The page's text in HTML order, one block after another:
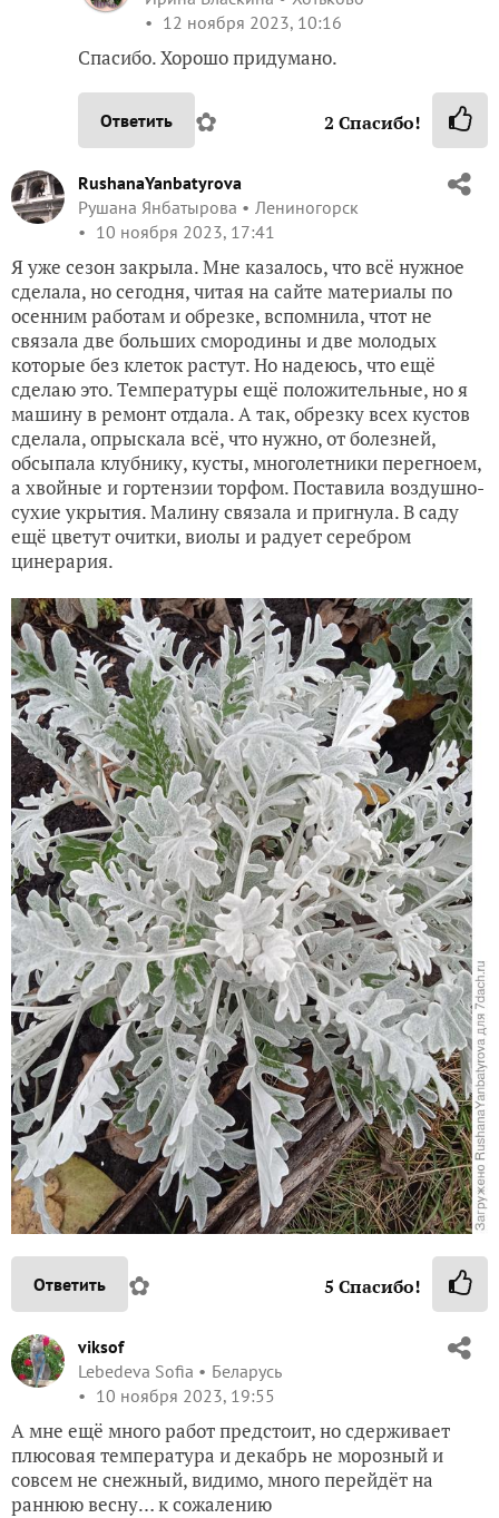
12 ноября 2023, 10:16
Спасибо. Хорошо придумано.
Ответить ✿ 2 Спасибо!
RushanaYanbatyrova
Рушана Янбатырова
Лениногорск
10 ноября 2023, 17:41
Я уже сезон закрыла. Мне казалось, что всё нужное
сделала, но сегодня, читая на сайте материалы по
осенним работам и обрезке, вспомнила, чтот не
связала две больших смородины и две молодых
которые без клеток растут. Но надеюсь, что ещё
сделаю это. Температуры ещё положительные, но я
машину в ремонт отдала. А так, обрезку всех кустов
сделала, опрыскала всё, что нужно, от болезней,
обсыпала клубнику, кусты, многолетники перегноем,
а хвойные и гортензии торфом. Поставила воздушно-
сухие укрытия. Малину связала и пригнула. В саду
ещё цветут очитки, виолы и радует серебром
цинерария.
Ответить ✿ 5 Спасибо!
viksof
Lebedeva Sofia
Беларусь
10 ноября 2023, 19:55
А мне ещё много работ предстоит, но сдерживает
плюсовая температура и декабрь не морозный и
совсем не снежный, видимо, много перейдёт на
раннюю весну… к сожалению